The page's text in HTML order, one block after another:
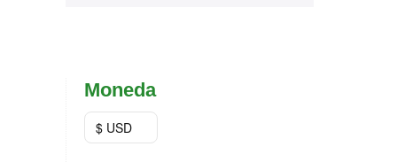
Moneda
$ USD